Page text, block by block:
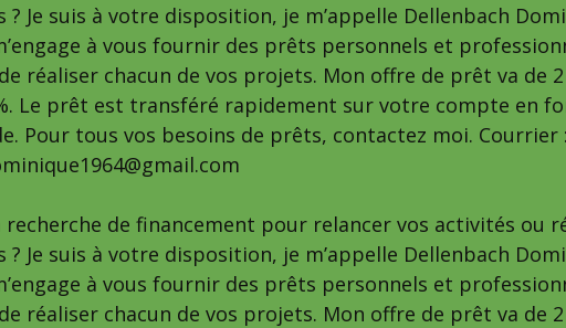
? Je suis à votre disposition, je m’appelle Dellenbach
à vous fournir des prêts personnels et
réaliser chacun de vos projets. Mon offre de prêt va de 2
Le prêt est transféré rapidement sur votre compte en
Pour tous vos besoins de prêts, contactez moi. Courrier :
recherche de financement pour relancer vos activités ou
? Je suis à votre disposition, je m’appelle Dellenbach
à vous fournir des prêts personnels et
réaliser chacun de vos projets. Mon offre de prêt va de 2